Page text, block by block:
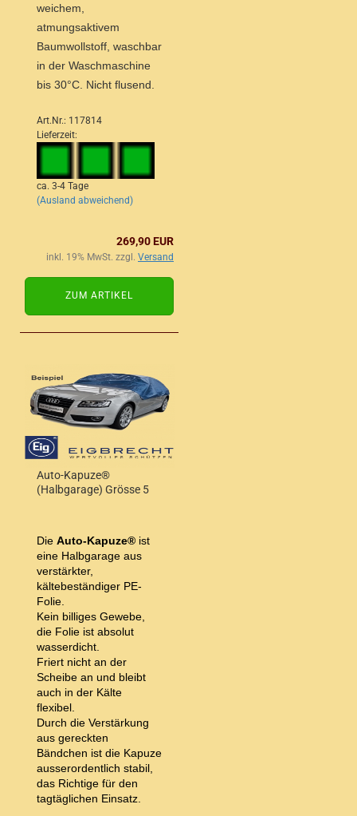
weichem,
atmungsaktivem
Baumwollstoff, waschbar
in der Waschmaschine
bis 30°C. Nicht flusend.
Art.Nr.: 117814
Lieferzeit:
ca. 3-4 Tage
(Ausland abweichend)
269,90 EUR
inkl. 19% MwSt. zzgl. Versand
ZUM ARTIKEL
Auto-Kapuze®
(Halbgarage) Grösse 5
Die Auto-Kapuze® ist
eine Halbgarage aus
verstärkter,
kältebeständiger PE-
Folie.
Kein billiges Gewebe,
die Folie ist absolut
wasserdicht.
Friert nicht an der
Scheibe an und bleibt
auch in der Kälte
flexibel.
Durch die Verstärkung
aus gereckten
Bändchen ist die Kapuze
ausserordentlich stabil,
das Richtige für den
tagtäglichen Einsatz.